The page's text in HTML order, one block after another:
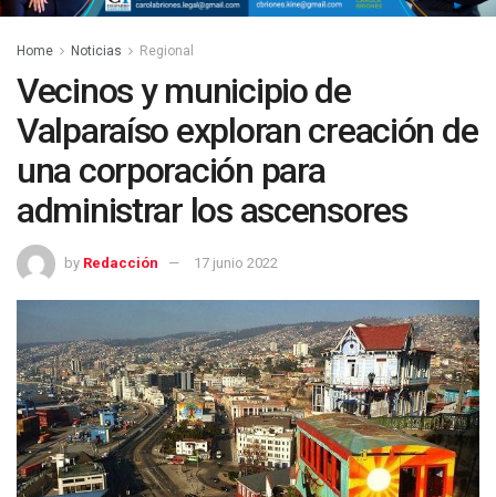
Home Noticias Regional
Vecinos y municipio de
Valparaíso exploran creación de
una corporación para
administrar los ascensores
by Redacción 17 junio 2022